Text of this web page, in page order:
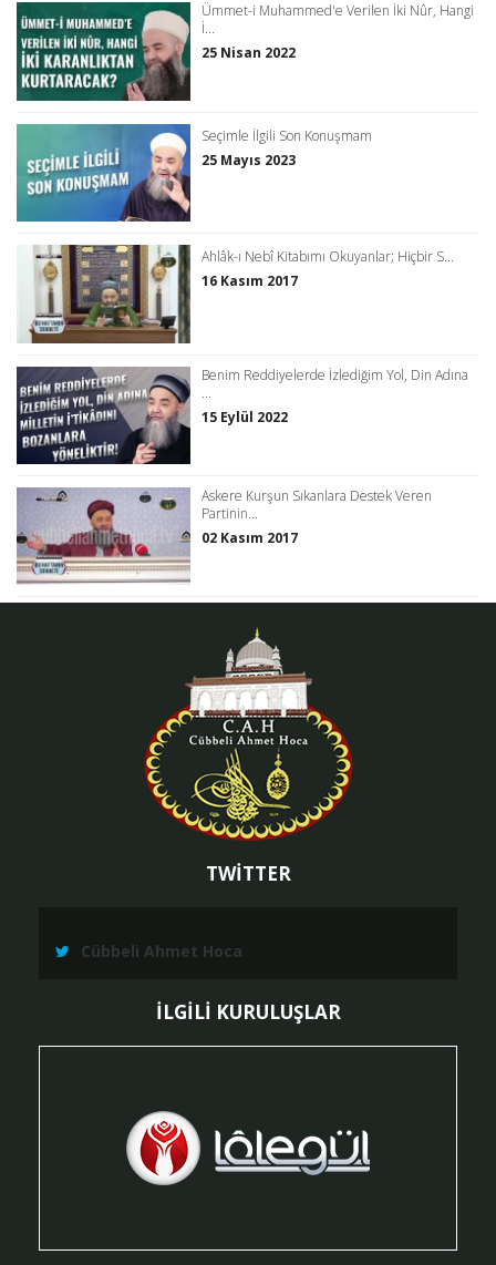
Ümmet-i Muhammed'e Verilen İki Nûr, Hangi
İ...
25 Nisan 2022
Seçimle İlgili Son Konuşmam
25 Mayıs 2023
Ahlâk-ı Nebî Kitabımı Okuyanlar; Hiçbir S...
16 Kasım 2017
Benim Reddiyelerde İzlediğim Yol, Din Adına
...
15 Eylül 2022
Askere Kurşun Sıkanlara Destek Veren
Partinin...
02 Kasım 2017
TWİTTER
Cübbeli Ahmet Hoca
İLGİLİ KURULUŞLAR